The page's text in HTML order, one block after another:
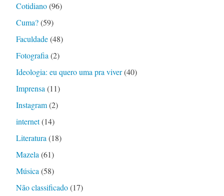
Cotidiano(96)
Cuma?(59)
Faculdade(48)
Fotografia(2)
Ideologia: eu quero uma pra viver(40)
Imprensa(11)
Instagram(2)
internet(14)
Literatura(18)
Mazela(61)
Música(58)
Não classificado(17)